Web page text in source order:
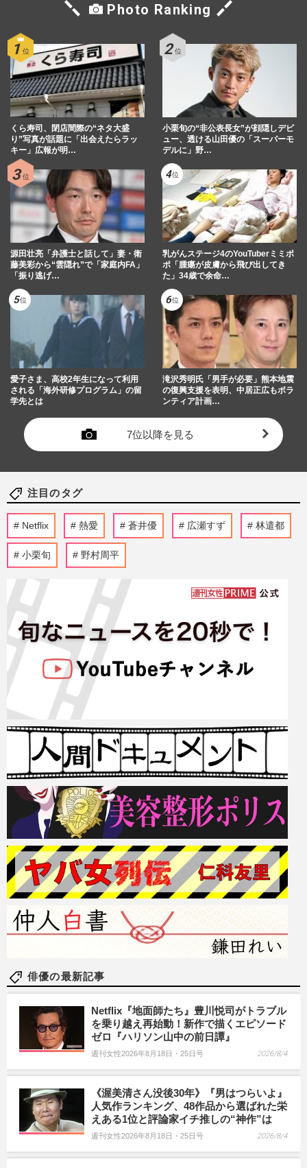
Photo Ranking
くら寿司、閉店間際の“ネタ大盛
り”写真が話題に「出会えたらラッ
キー」広報が明…
小栗旬の“非公表長女”が顔隠しデビ
ュー、透ける山田優の「スーパーモ
デルに」野…
源田壮亮「弁護士と話して」妻・衛
藤美彩から“雲隠れ”で「家庭内FA」
「振り逃げ…
乳がんステージ4のYouTuberミミポ
ポ「腫瘍が皮膚から飛び出してき
た」34歳で余命…
愛子さま、高校2年生になって利用
される「海外研修プログラム」の留
学先とは
滝沢秀明氏「男手が必要」熊本地震
の復興支援を表明、中居正広もボラ
ンティア計画…
7位以降を見る
注目のタグ
Netflix 熱愛 蒼井優 広瀬すず 林遣都
小栗旬 野村周平
俳優の最新記事
Netflix『地面師たち』豊川悦司がトラブル
を乗り越え再始動！新作で描くエピソード
ゼロ『ハリソン山中の前日譚』
週刊女性2026年8月18日・25日号 2026/8/4
《渥美清さん没後30年》『男はつらいよ』
人気作ランキング、48作品から選ばれた栄
えある1位と評論家イチ推しの“神作”は
週刊女性2026年8月18日・25日号 2026/8/4